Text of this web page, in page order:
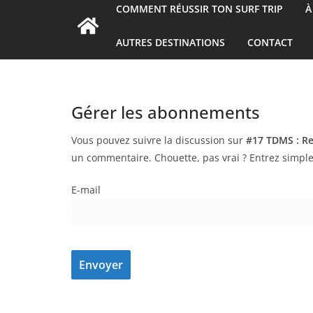
COMMENT RÉUSSIR TON SURF TRIP
AUTRES DESTINATIONS CONTACT
Gérer les abonnements
Vous pouvez suivre la discussion sur #17 TDMS :
un commentaire. Chouette, pas vrai ? Entrez
E-mail